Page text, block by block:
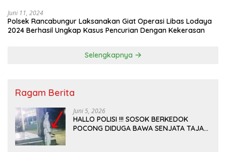
Juni 11, 2024
Polsek Rancabungur Laksanakan Giat Operasi Libas Lodaya
2024 Berhasil Ungkap Kasus Pencurian Dengan Kekerasan
Selengkapnya
Ragam Berita
Juni 5, 2026
HALLO POLISI !!! SOSOK BERKEDOK
POCONG DIDUGA BAWA SENJATA TAJAM